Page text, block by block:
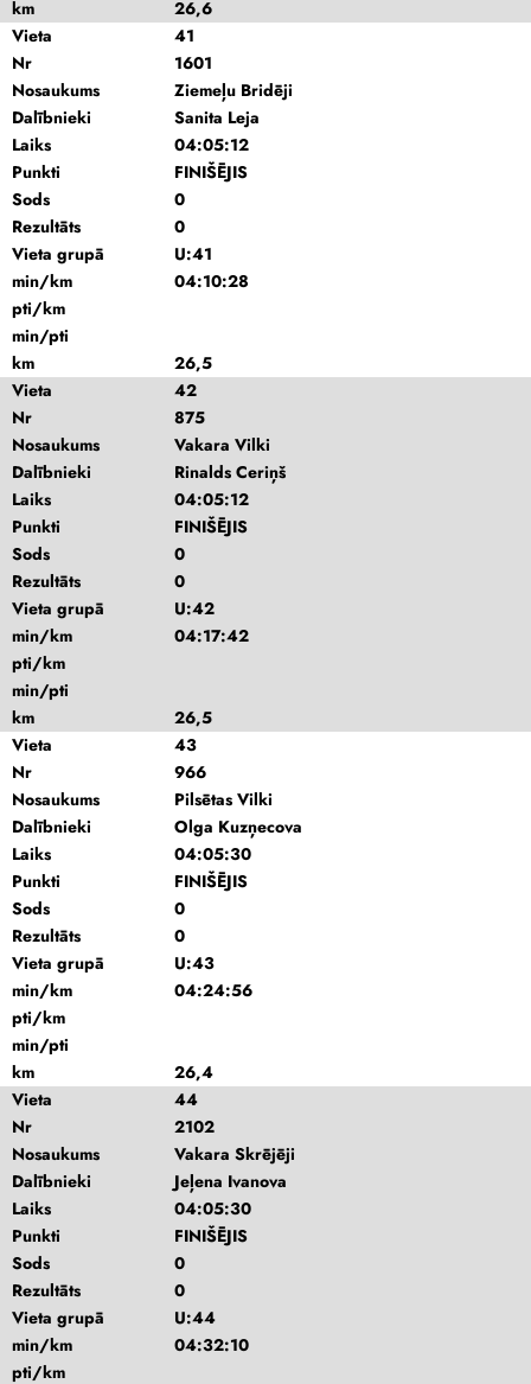
km
26,6
Vieta
41
Nr
1601
Nosaukums
Ziemeļu Bridēji
Dalībnieki
Sanita Leja
Laiks
04:05:12
Punkti
FINIŠĒJIS
Sods
0
Rezultāts
0
Vieta grupā
U:41
min/km
04:10:28
pti/km
min/pti
km
26,5
Vieta
42
Nr
875
Nosaukums
Vakara Vilki
Dalībnieki
Rinalds Ceriņš
Laiks
04:05:12
Punkti
FINIŠĒJIS
Sods
0
Rezultāts
0
Vieta grupā
U:42
min/km
04:17:42
pti/km
min/pti
km
26,5
Vieta
43
Nr
966
Nosaukums
Pilsētas Vilki
Dalībnieki
Olga Kuzņecova
Laiks
04:05:30
Punkti
FINIŠĒJIS
Sods
0
Rezultāts
0
Vieta grupā
U:43
min/km
04:24:56
pti/km
min/pti
km
26,4
Vieta
44
Nr
2102
Nosaukums
Vakara Skrējēji
Dalībnieki
Jeļena Ivanova
Laiks
04:05:30
Punkti
FINIŠĒJIS
Sods
0
Rezultāts
0
Vieta grupā
U:44
min/km
04:32:10
pti/km